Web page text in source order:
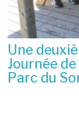
Une
Journée
Parc du